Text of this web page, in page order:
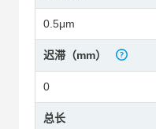
0.5μm
迟滞（mm）
0
总长